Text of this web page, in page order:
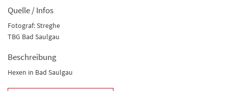
Quelle / Infos
Fotograf: Streghe
TBG Bad Saulgau
Beschreibung
Hexen in Bad Saulgau